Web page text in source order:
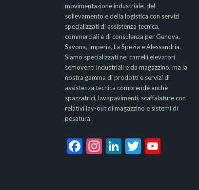
movimentazione industriale, del
sollevamento e della logistica con servizi
specializzati di assistenza tecnica,
commerciali e di consulenza per Genova,
Savona, Imperia, La Spezia e Alessandria.
Siamo specializzati nei carrelli elevatori
semoventi industriali e da magazzino, ma la
nostra gamma di prodotti e servizi di
assistenza tecnica comprende anche
spazzatrici, lavapavimenti, scaffalature con
relativi lay-out di magazzino e sistemi di
pesatura.
Facebook
Instagram
LinkedIn
Twitter